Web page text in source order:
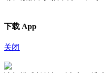
下载 App
关闭